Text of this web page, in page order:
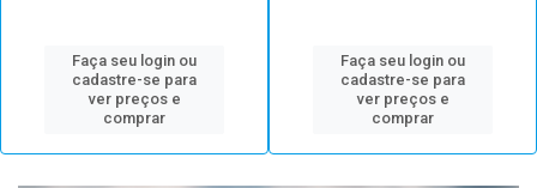
Faça seu login ou
cadastre-se para
ver preços e
comprar
Faça seu login ou
cadastre-se para
ver preços e
comprar